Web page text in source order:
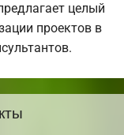
целый
проектов в